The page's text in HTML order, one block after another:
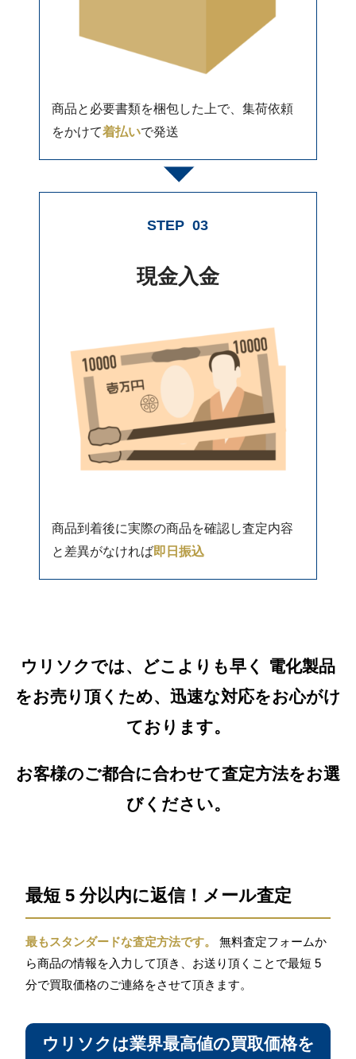
商品と必要書類を梱包した上で、集荷依頼
をかけて着払いで発送
STEP 03
現金入金
商品到着後に実際の商品を確認し査定内容
と差異がなければ即日振込
ウリソクでは、どこよりも早く 電化製品
をお売り頂くため、迅速な対応をお心がけ
ております。
お客様のご都合に合わせて査定方法をお選
びください。
最短 5 分以内に返信！メール査定
最もスタンダードな査定方法です。
無料査定フォームか
ら商品の情報を入力して頂き、お送り頂くことで最短 5
分で買取価格のご連絡をさせて頂きます。
ウリソクは業界最高値の買取価格を